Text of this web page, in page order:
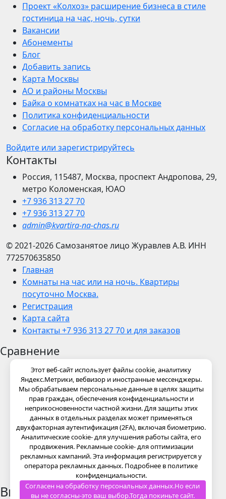
Проект «Колхоз» расширение бизнеса в стиле
гостиница на час, ночь, сутки
Вакансии
Абонементы
Блог
Добавить запись
Карта Москвы
АО и районы Москвы
Байка о комнатках на час в Москве
Политика конфиденциальности
Согласие на обработку персональных данных
Войдите или зарегистрируйтесь
Контакты
Россия, 115487, Москва, проспект Андропова, 29,
метро Коломенская, ЮАО
+7 936 313 27 70
+7 936 313 27 70
admin@kvartira-na-chas.ru
© 2021-2026 Самозанятое лицо Журавлев А.В. ИНН
772570635850
Главная
Комнаты на час или на ночь. Квартиры
посуточно Москва.
Регистрация
Карта сайта
Контакты +7 936 313 27 70 и для заказов
Сравнение
Введите ваше ключевое слово
Этот веб-сайт использует файлы cookie, аналитику
Яндекс.Метрики, вебвизор и иностранные мессенджеры.
Мы обрабатываем персональные данные в целях защиты
прав граждан, обеспечения конфиденциальности и
неприкосновенности частной жизни. Для защиты этих
данных в отдельных разделах может применяться
двухфакторная аутентификация (2FA), включая биометрию.
Аналитические cookie- для улучшения работы сайта, его
продвижения. Рекламные cookie- для оптимизации
рекламных кампаний. Эта информация регистрируется у
оператора рекламных данных. Подробнее в политике
конфиденциальности.
Согласен на обработку персональных данных.Но если
вы не согласны-это ваш выбор.Тогда покиньте сайт.